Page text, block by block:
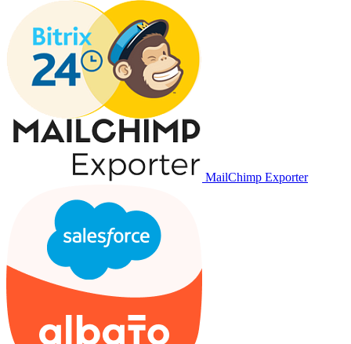
MailChimp Exporter